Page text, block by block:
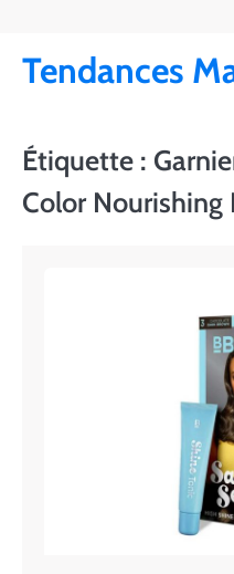
content
Tendances
Étiquette :
Color Nourishing